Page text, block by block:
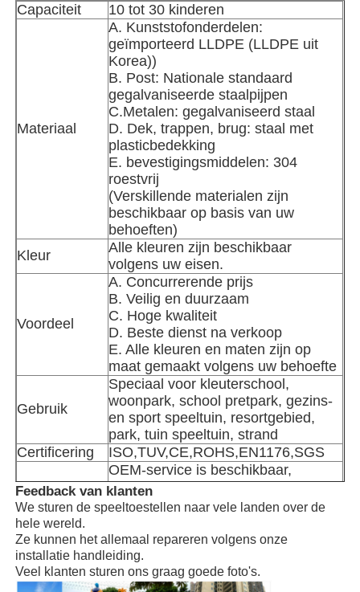
Neem contact met ons op
Gevallen
Vraag een offerte
Ontwerp van speeltuinen
waterparkontwerp
Buitenspeeltuin
Aangepaste speeltuin dia's
Kinderen glijden met de schommel
Kleine speeltuin
Waterglijbaan voor kinderen
Aangepaste waterglijbaan
Capaciteit 10 tot 30 kinderen
Materiaal
A. Kunststofonderdelen:
geïmporteerd LLDPE (LLDPE uit
Korea))
B. Post: Nationale standaard
gegalvaniseerde staalpijpen
C.Metalen: gegalvaniseerd staal
D. Dek, trappen, brug: staal met
plasticbedekking
E. bevestigingsmiddelen: 304
roestvrij
(Verskillende materialen zijn
beschikbaar op basis van uw
behoeften)
Kleur
Alle kleuren zijn beschikbaar
volgens uw eisen.
Voordeel
A. Concurrerende prijs
B. Veilig en duurzaam
C. Hoge kwaliteit
D. Beste dienst na verkoop
E. Alle kleuren en maten zijn op
maat gemaakt volgens uw behoefte
Gebruik
Speciaal voor kleuterschool,
woonpark, school pretpark, gezins-
en sport speeltuin, resortgebied,
park, tuin speeltuin, strand
Certificering
ISO,TUV,CE,ROHS,EN1176,SGS
Opmerking
OEM-service is beschikbaar,
welkom hier om uw standpunten uit
te leggen.
Soort
vennootschap
Installatie
Installatiehandleiding, het sturen
van een technicus is beschikbaar
Feedback van klanten
We sturen de speeltoestellen naar vele landen over de
hele wereld.
Ze kunnen het allemaal repareren volgens onze
installatie handleiding.
Veel klanten sturen ons graag goede foto's.